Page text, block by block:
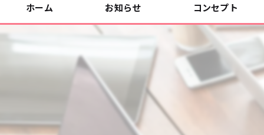
ホーム お知らせ コンセプト